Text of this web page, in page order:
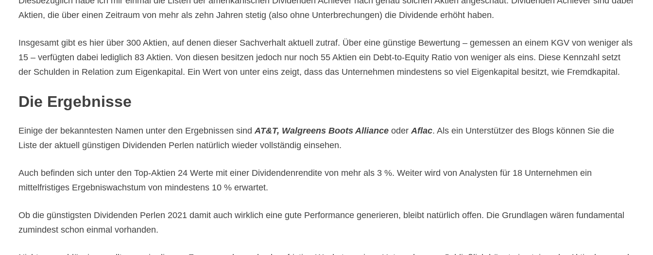
Aktien, die über einen Zeitraum von mehr als zehn Jahren stetig (also ohne Unterbrechungen) die Dividende erhöht haben.
Insgesamt gibt es hier über 300 Aktien, auf denen dieser Sachverhalt aktuell zutraf. Über eine günstige Bewertung – gemessen an einem KGV von weniger als
15 – verfügten dabei lediglich 83 Aktien. Von diesen besitzen jedoch nur noch 55 Aktien ein Debt-to-Equity Ratio von weniger als eins. Diese Kennzahl setzt
der Schulden in Relation zum Eigenkapital. Ein Wert von unter eins zeigt, dass das Unternehmen mindestens so viel Eigenkapital besitzt, wie Fremdkapital.
Die Ergebnisse
Einige der bekanntesten Namen unter den Ergebnissen sindAT&T, Walgreens Boots Alliance oderAflac. Als ein Unterstützer des Blogs können Sie die
Liste der aktuell günstigen Dividenden Perlen natürlich wieder vollständig einsehen.
Auch befinden sich unter den Top-Aktien 24 Werte mit einer Dividendenrendite von mehr als 3 %. Weiter wird von Analysten für 18 Unternehmen ein
mittelfristiges Ergebniswachstum von mindestens 10 % erwartet.
Ob die günstigsten Dividenden Perlen 2021 damit auch wirklich eine gute Performance generieren, bleibt natürlich offen. Die Grundlagen wären fundamental
zumindest schon einmal vorhanden.